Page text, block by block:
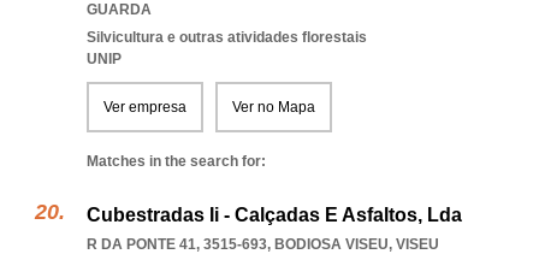
GUARDA
Silvicultura e outras atividades florestais
UNIP
Ver empresa Ver no Mapa
Matches in the search for:
Cubestradas Ii - Calçadas E Asfaltos, Lda
R DA PONTE 41, 3515-693, BODIOSA VISEU, VISEU